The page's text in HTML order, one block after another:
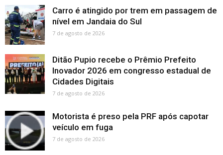
Carro é atingido por trem em passagem de
nível em Jandaia do Sul
7 de agosto de 2026
Ditão Pupio recebe o Prêmio Prefeito
Inovador 2026 em congresso estadual de
Cidades Digitais
7 de agosto de 2026
Motorista é preso pela PRF após capotar
veículo em fuga
7 de agosto de 2026